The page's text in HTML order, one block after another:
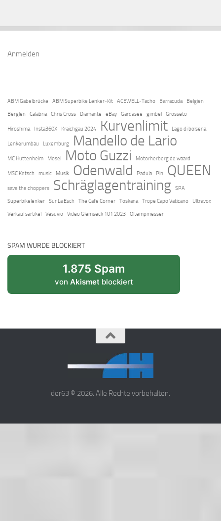
Anmelden
ABM Gabelbrücke ABM Superbike Lenker-Kit ACEWELL-Tacho Barracuda
Belgien
Berglen
Calabria Chris Cross Diamante eBay Gardasee gimbel Grosseto
Hiroshima Insta360X Kraichgau 2024 Kurvenlimit Lago di bolsena
Lenkerumbau Luxemburg Mandello de Lario
MC Huttenheim Mosel Moto Guzzi Motorherberg de waard
MSC Ketsch music Musik Odenwald Padula Pin QUEEN
save the choppers Schräglagentraining
SPA
Superbikelenker
Sur La Esch The Cafe Corner Toskana Trope Capo Vaticano
Ultravox
Verkaufsartikel
Vesuvio Video Glemseck 101 2023 Öltempmesser
SPAM WURDE BLOCKIERT
1.875 Spam
von Akismet blockiert
der63 © 2026. Alle Rechte vorbehalten.